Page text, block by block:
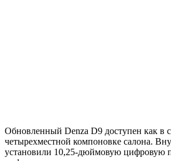
Обновленный Denza D9 доступен как в
четырехместной компоновке салона.
установили 10,25-дюймовую цифровую